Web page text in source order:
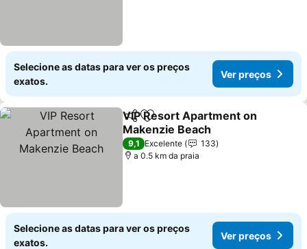
Selecione as datas para ver os preços
exatos.
Ver preços
PartilharAdicionar aos favoritos
VIP Resort Apartment on
Makenzie Beach
Ver preços
9,1 Excelente
133
a 0.5 km da praia
Selecione as datas para ver os preços
exatos.
Ver preços